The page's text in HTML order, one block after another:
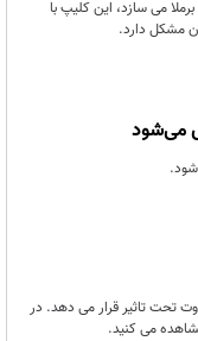
می سازد، این کلیپ با
مشکل دارد.
شود.
تحت تاثیر قرار می دهد. در
می کنید.